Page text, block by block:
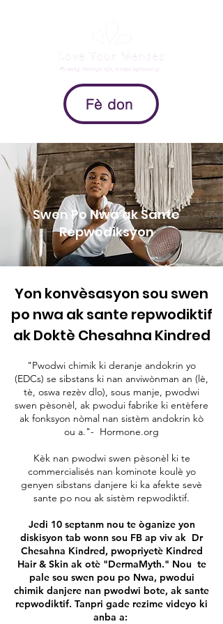
Fè don
Swen Po Nwa ak Sante
Repwodiksyon
Yon konvèsasyon sou swen
po nwa ak sante repwodiktif
ak Doktè Chesahna Kindred
"Pwodwi chimik ki deranje andokrin yo
(EDCs) se sibstans ki nan anviwònman an (lè,
tè, oswa rezèv dlo), sous manje, pwodwi
swen pèsonèl, ak pwodui fabrike ki entèfere
ak fonksyon nòmal nan sistèm andokrin kò
ou a."- Hormone.org
Kèk nan pwodwi swen pèsonèl ki te
commercialisés nan kominote koulè yo
genyen sibstans danjere ki ka afekte sevè
sante po nou ak sistèm repwodiktif.
Jedi 10 septanm nou te òganize yon
diskisyon tab wonn sou FB ap viv ak Dr
Chesahna Kindred, pwopriyetè Kindred
Hair & Skin ak otè "DermaMyth." Nou te
pale sou swen pou po Nwa, pwodui
chimik danjere nan pwodwi bote, ak sante
repwodiktif. Tanpri gade rezime videyo ki
anba a: